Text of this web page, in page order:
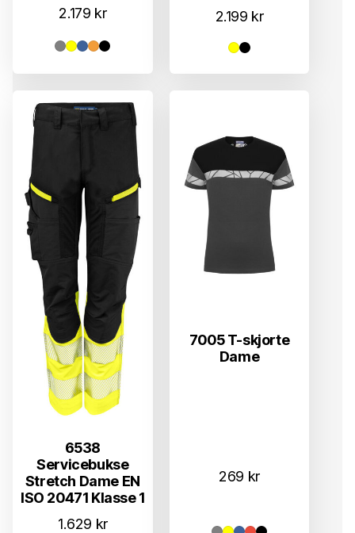
2.179 kr
2.199 kr
6538
Servicebukse
Stretch Dame EN
ISO 20471 Klasse 1
1.629 kr
7005 T-skjorte
Dame
269 kr